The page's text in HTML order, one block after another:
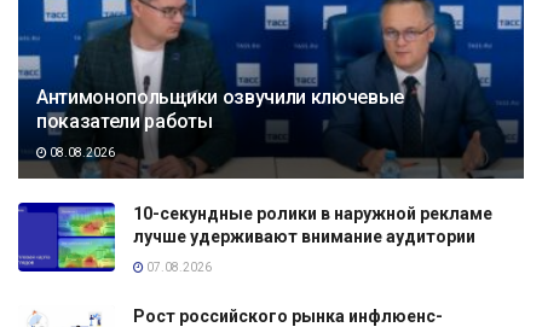
Антимонопольщики озвучили ключевые
показатели работы
08.08.2026
10-секундные ролики в наружной рекламе
лучше удерживают внимание аудитории
07.08.2026
Рост российского рынка инфлюенс-